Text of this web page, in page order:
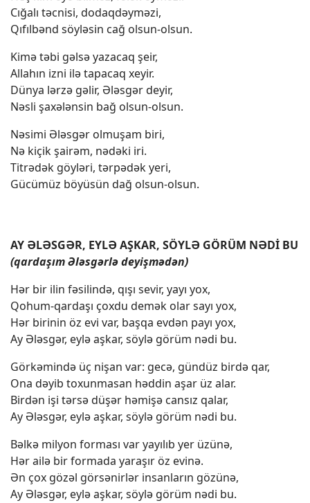
Cığalı təcnisi, dodaqdəyməzi,
Qıfılbənd söyləsin cağ olsun-olsun.
Kimə təbi gəlsə yazacaq şeir,
Allahın izni ilə tapacaq xeyir.
Dünya lərzə gəlir, Ələsgər deyir,
Nəsli şaxələnsin bağ olsun-olsun.
Nəsimi Ələsgər olmuşam biri,
Nə kiçik şairəm, nədəki iri.
Titrədək göyləri, tərpədək yeri,
Gücümüz böyüsün dağ olsun-olsun.
AY ƏLƏSGƏR, EYLƏ AŞKAR, SÖYLƏ GÖRÜM NƏDİ BU
(qardaşım Ələsgərlə deyişmədən)
Hər bir ilin fəsilində, qışı sevir, yayı yox,
Qohum-qardaşı çoxdu demək olar sayı yox,
Hər birinin öz evi var, başqa evdən payı yox,
Ay Ələsgər, eylə aşkar, söylə görüm nədi bu.
Görkəmində üç nişan var: gecə, gündüz birdə qar,
Ona dəyib toxunmasan həddin aşar üz alar.
Birdən işi tərsə düşər həmişə cansız qalar,
Ay Ələsgər, eylə aşkar, söylə görüm nədi bu.
Bəlkə milyon forması var yayılıb yer üzünə,
Hər ailə bir formada yaraşır öz evinə.
Ən çox gözəl görsənirlər insanların gözünə,
Ay Ələsgər, eylə aşkar, söylə görüm nədi bu.